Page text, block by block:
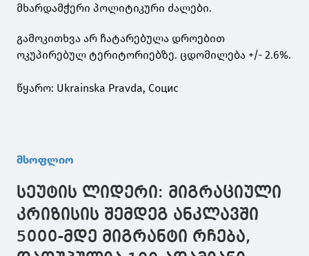
მხარდამჭერი პოლიტიკური ძალები.
გამოკითხვა არ ჩატარებულა დროებით
ოკუპირებულ ტერიტორიებზე. ცდომილება +/- 2.6%.
წყარო: Ukrainska Pravda, Социс
მსოფლიო
სეუტის ლიდერი: მიგრაციული
კრიზისის შემდეგ ანკლავში
5000-მდე მიგრანტი რჩება,